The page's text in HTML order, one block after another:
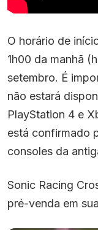
O horário de
1h00 da manhã
setembro. É
não estará
PlayStation 4 e
está confirmado
consoles da
Sonic Racing
pré-venda em